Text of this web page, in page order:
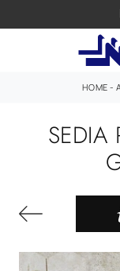
HOME -
SEDIA